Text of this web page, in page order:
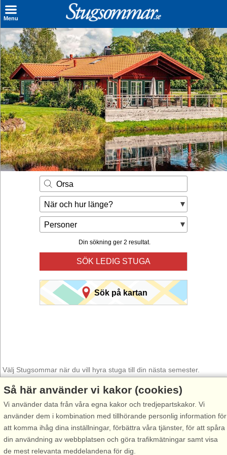
Menu
Sök stuga
Sista Minuten
Genvägar
Inspiration
Kontakt
Husägare
Se hur mycket du kan tjäna
Räkna ut din
hyresintäkt
Orsa
När och hur länge?
Personer
Din sökning ger 2 resultat.
SÖK LEDIG STUGA
Sök på kartan
Välj Stugsommar när du vill hyra stuga till din nästa semester.
Använd vår smarta sökfunktion här under för att hitta en ledig stuga i
just det område du önskar. Du kan även filtrera din sökning och välja
om stugan exempelvis ska ha havsutsikt, pool, diskmaskin, internet
osv.
Så här använder vi kakor (cookies)
Vi använder data från våra egna kakor och tredjepartskakor. Vi
använder dem i kombination med tillhörande personlig information för
att komma ihåg dina inställningar, förbättra våra tjänster, för att spåra
din användning av webbplatsen och göra trafikmätningar samt visa
de mest relevanta meddelandena för dig.